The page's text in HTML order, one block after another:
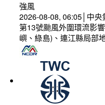
強風
2026-08-08, 06:05│中央
第13號颱風外圍環流影
嶼、綠島)、連江縣局部